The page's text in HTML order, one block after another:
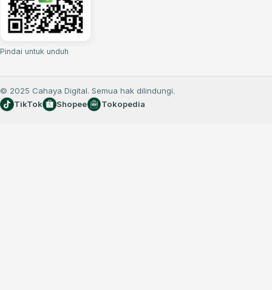
Pindai untuk unduh
© 2025 Cahaya Digital. Semua hak dilindungi.
TikTok
Shopee Tokopedia